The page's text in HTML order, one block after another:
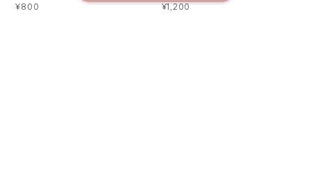
¥800 ¥1,200